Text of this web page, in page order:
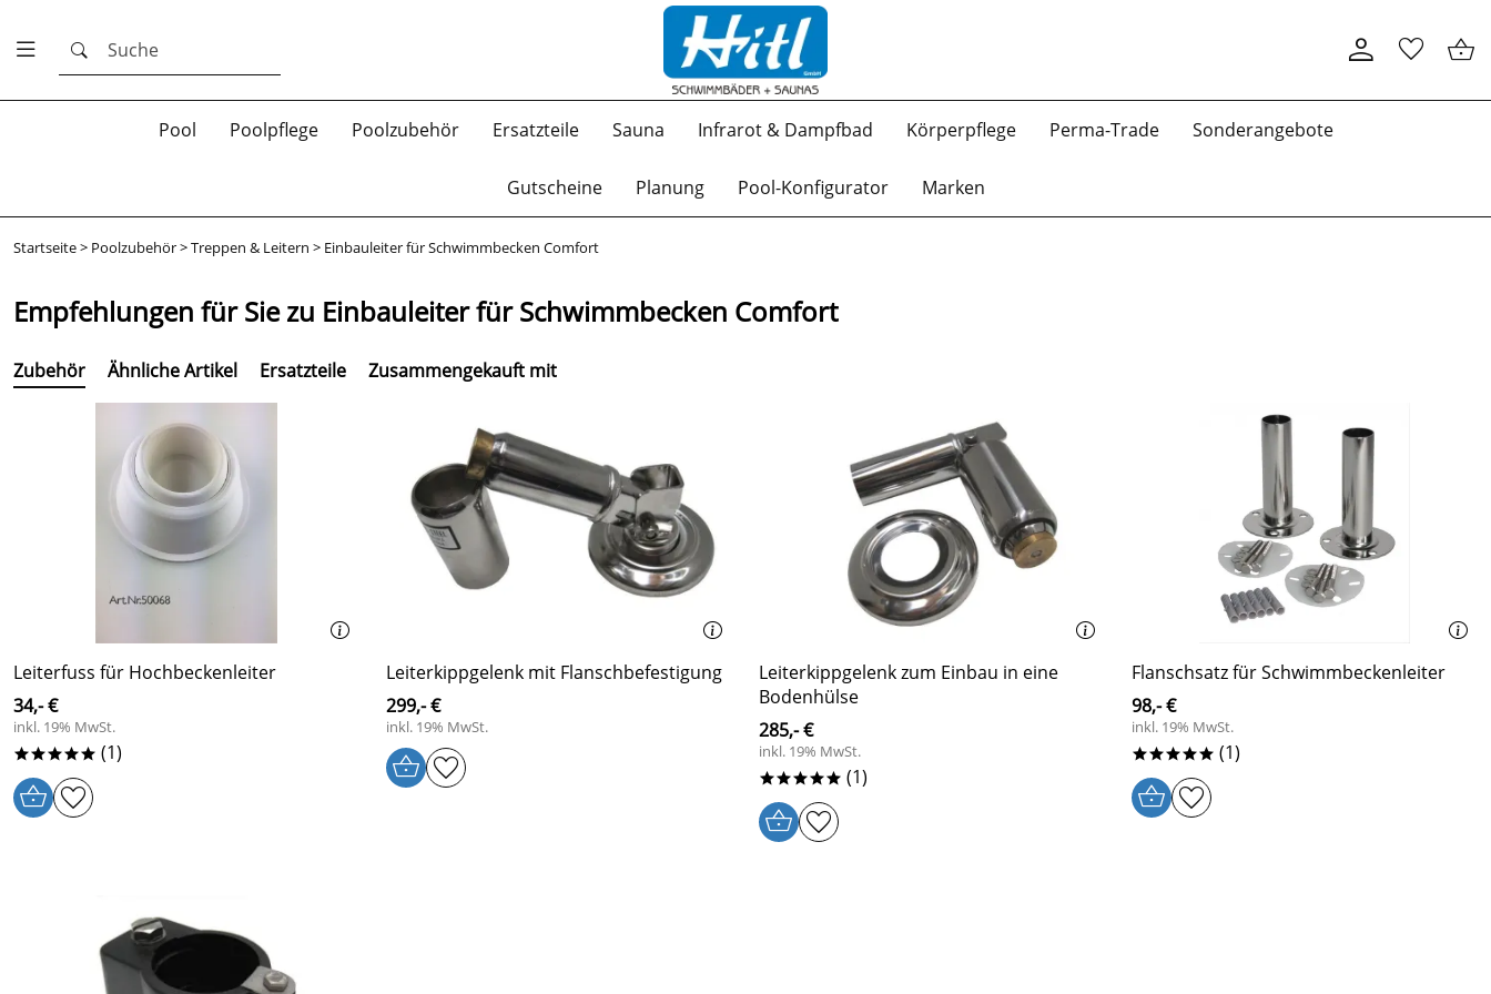
Suche
Pool Poolpflege Poolzubehör Ersatzteile Sauna Infrarot & Dampfbad Körperpflege Perma-Trade Sonderangebote
Gutscheine Planung Pool-Konfigurator Marken
Startseite> Poolzubehör>Treppen & Leitern > Einbauleiter für Schwimmbecken Comfort
Empfehlungen für Sie zu Einbauleiter für Schwimmbecken Comfort
Zubehör
Leiterfuss für Hochbeckenleiter
34,- €
inkl. 19% MwSt.
***** (1)
Leiterkippgelenk mit Flanschbefestigung
299,- €
inkl. 19% MwSt.
Leiterkippgelenk zum Einbau in eine
Bodenhülse
285,- €
inkl. 19% MwSt.
***** (1)
Flanschsatz für Schwimmbeckenleiter
98,- €
inkl. 19% MwSt.
***** (1)
Ähnliche Artikel Ersatzteile Zusammengekauft mit